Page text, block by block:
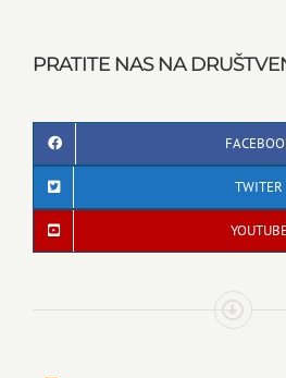
PRATITE NAS NA
TWITER